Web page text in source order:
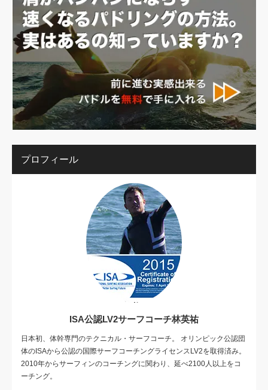
プロフィール
ISA公認LV2サーフコーチ林英祐
日本初、体幹専門のテクニカル・サーフコーチ。 オリンピック公認団
体のISAから公認の国際サーフコーチングライセンスLV2を取得済み。
2010年からサーフィンのコーチングに関わり、延べ2100人以上をコ
ーチング。